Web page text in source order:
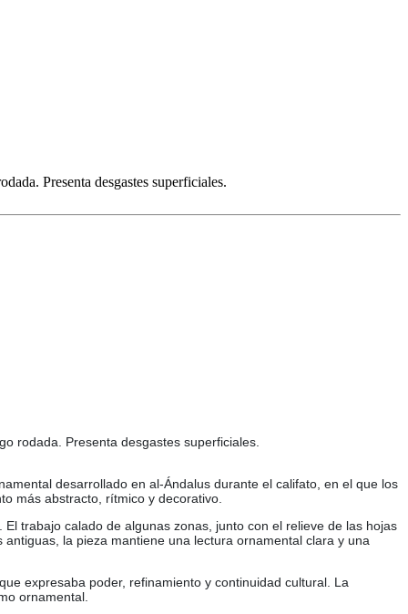
Presenta desgastes superficiales.
rodada. Presenta desgastes superficiales.
desarrollado en al-Ándalus durante el califato, en el que los
más abstracto, rítmico y decorativo.
trabajo calado de algunas zonas, junto con el relieve de las hojas
la pieza mantiene una lectura ornamental clara y una
expresaba poder, refinamiento y continuidad cultural. La
ornamental.